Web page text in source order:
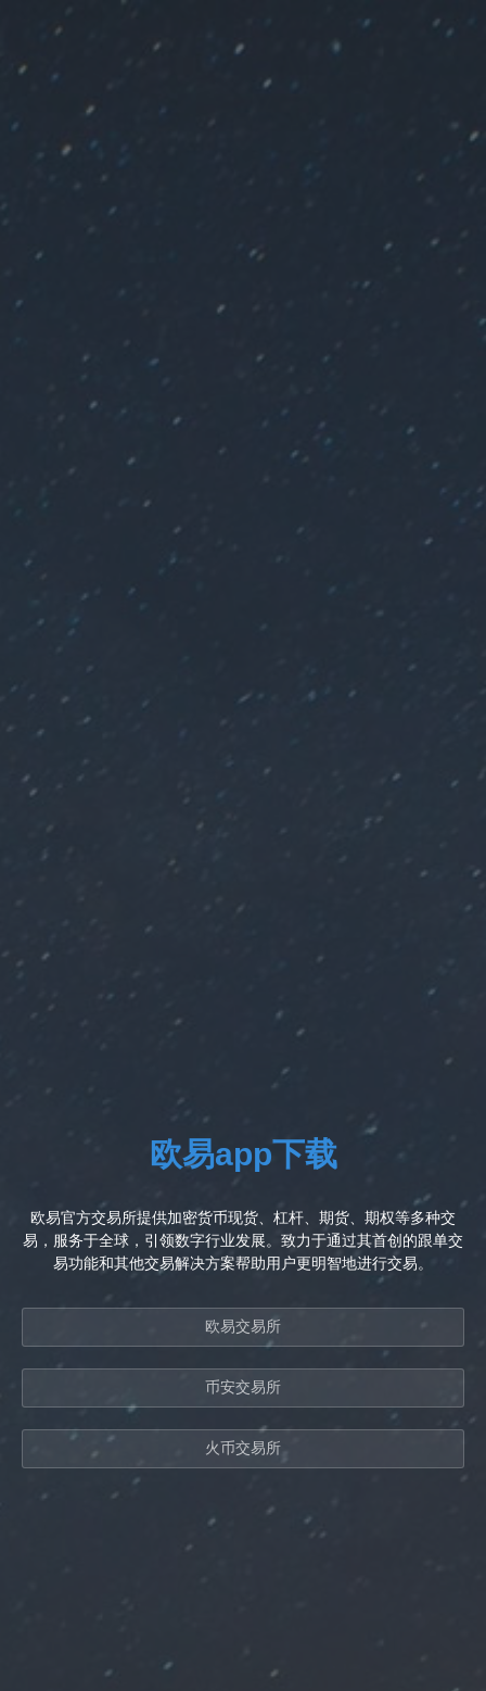
欧易app下载
欧易官方交易所提供加密货币现货、杠杆、期货、期权等多种交
易，服务于全球，引领数字行业发展。致力于通过其首创的跟单交
易功能和其他交易解决方案帮助用户更明智地进行交易。
欧易交易所
币安交易所
火币交易所